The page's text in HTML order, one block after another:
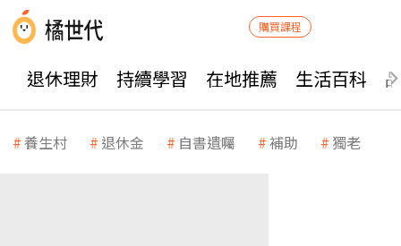
購買課程
退休理財 持續學習 在地推薦 生活百科
養生村 退休金 自書遺囑 補助 獨老